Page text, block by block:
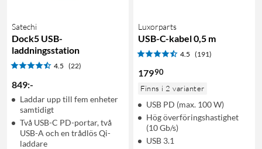
Satechi
Dock5 USB-
laddningsstation
4.5 (22)
849:-
Laddar upp till fem enheter
samtidigt
Två USB-C PD-portar, två
USB-A och en trådlös Qi-
laddare
Luxorparts
USB-C-kabel 0,5 m
4.5 (191)
17990
Finns i 2 varianter
USB PD (max. 100 W)
Hög överföringshastighet
(10 Gb/s)
USB 3.1